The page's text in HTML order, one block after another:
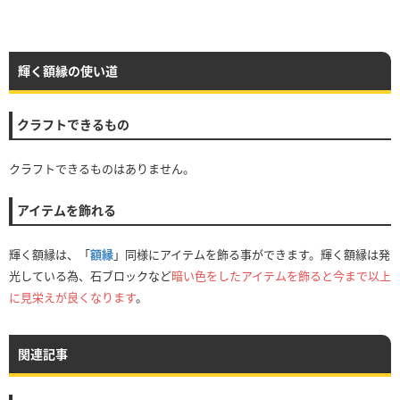
輝く額縁の使い道
クラフトできるもの
クラフトできるものはありません。
アイテムを飾れる
輝く額縁は、「額縁」同様にアイテムを飾る事ができます。輝く額縁は発
光している為、石ブロックなど暗い色をしたアイテムを飾ると今まで以上
に見栄えが良くなります。
関連記事